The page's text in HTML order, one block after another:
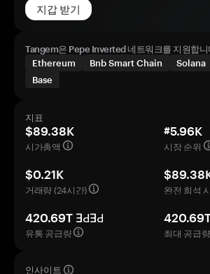
지갑 받기
Tangem은 Pepe Inverted 네트워크를 지원합니
Ethereum
Bnb Smart Chain Solana
Base
지표
$89.38K
시가총액
#5.96K
시장 순위
$0.21K
거래량 (24시간)
완전 희석
420.69T ƎԀƎԀ
유통 공급량
최대 공급량
인사이트